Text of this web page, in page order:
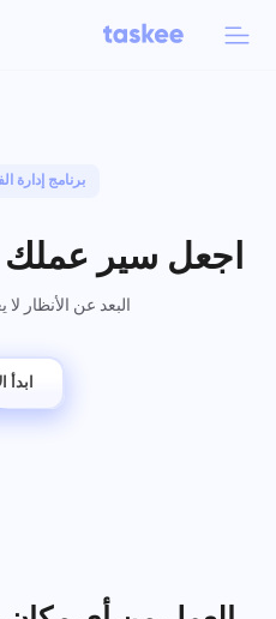
語
برنامج إدارة
اجعل سير عملك
البعد عن الأنظار
ابدأ
عرض جميع الميزات
تتبع وقت المهام، ومراقبة
الصناعات